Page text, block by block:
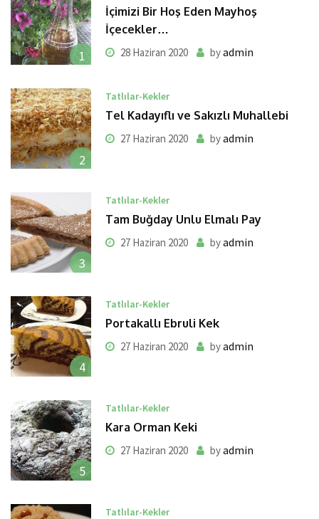
1
İçimizi Bir Hoş Eden Mayhoş
İçecekler…
28 Haziran 2020 byadmin
2
Tatlılar-Kekler
Tel Kadayıflı ve Sakızlı Muhallebi
27 Haziran 2020 byadmin
3
Tatlılar-Kekler
Tam Buğday Unlu Elmalı Pay
27 Haziran 2020 byadmin
4
Tatlılar-Kekler
Portakallı Ebruli Kek
27 Haziran 2020 byadmin
5
Tatlılar-Kekler
Kara Orman Keki
27 Haziran 2020 byadmin
Tatlılar-Kekler